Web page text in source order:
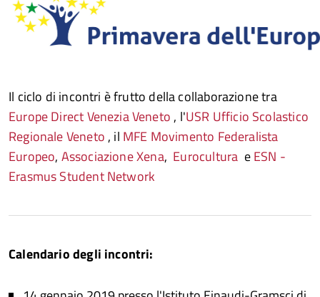
Il ciclo di incontri è frutto della collaborazione tra
Europe Direct Venezia Veneto , l'USR Ufficio Scolastico
Regionale Veneto , il MFE Movimento Federalista
Europeo, Associazione Xena, Eurocultura eESN -
Erasmus Student Network
Calendario degli incontri: